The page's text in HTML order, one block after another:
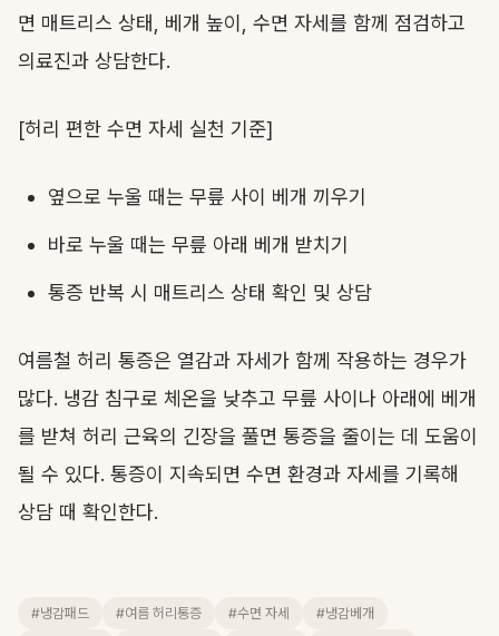
면 매트리스 상태, 베개 높이, 수면 자세를 함께 점검하고
의료진과 상담한다.
[허리 편한 수면 자세 실천 기준]
옆으로 누울 때는 무릎 사이 베개 끼우기
바로 누울 때는 무릎 아래 베개 받치기
통증 반복 시 매트리스 상태 확인 및 상담
여름철 허리 통증은 열감과 자세가 함께 작용하는 경우가
많다. 냉감 침구로 체온을 낮추고 무릎 사이나 아래에 베개
를 받쳐 허리 근육의 긴장을 풀면 통증을 줄이는 데 도움이
될 수 있다. 통증이 지속되면 수면 환경과 자세를 기록해
상담 때 확인한다.
#냉감패드 #여름 허리통증 #수면 자세
#냉감베개